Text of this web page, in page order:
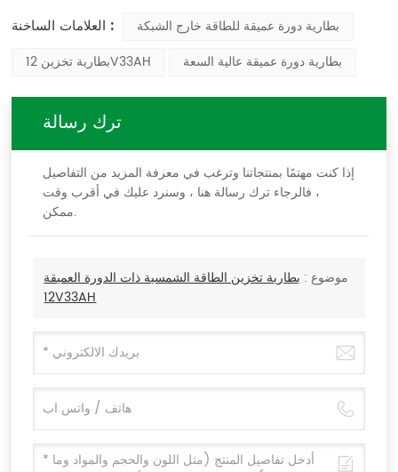
العلامات الساخنة :
بطارية دورة عميقة للطاقة خارج الشبكة
بطارية تخزين 12V33AH
بطارية دورة عميقة عالية السعة
ترك رسالة
إذا كنت مهتمًا بمنتجاتنا وترغب في معرفة المزيد من التفاصيل
، فالرجاء ترك رسالة هنا ، وسنرد عليك في أقرب وقت
ممكن.
موضوع :بطارية تخزين الطاقة الشمسية ذات الدورة العميقة
12V33AH